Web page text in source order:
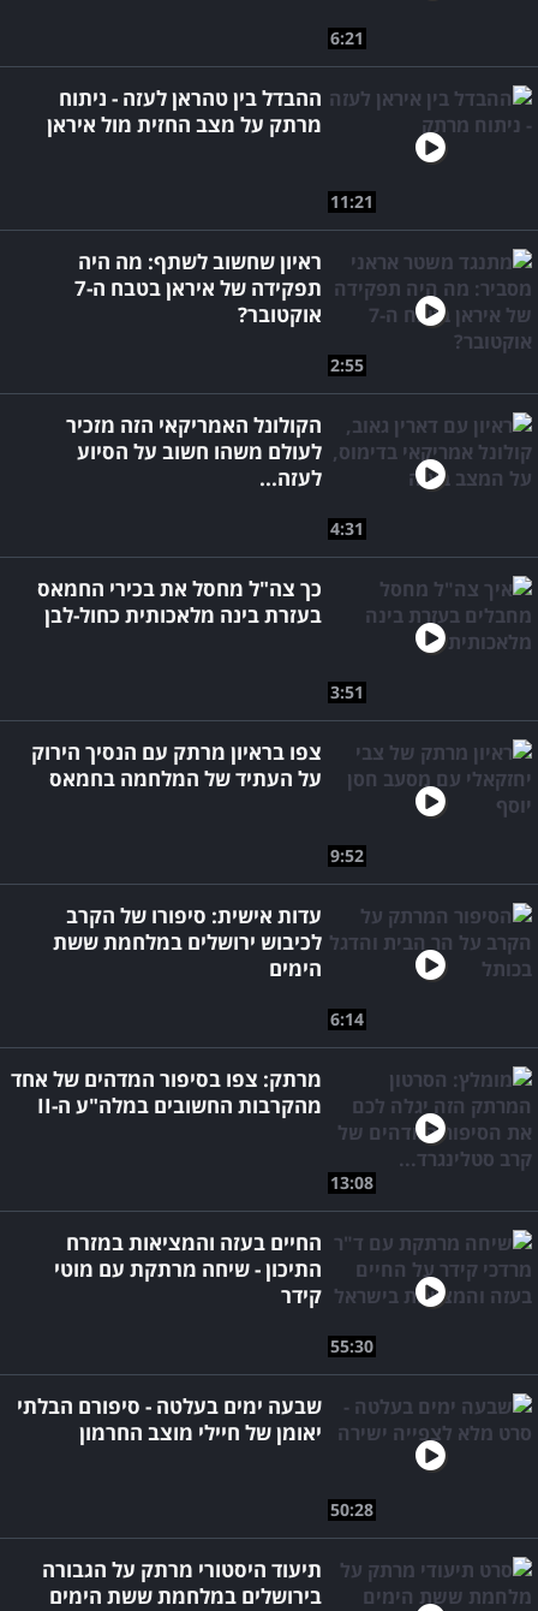
6:21
11:21
ההבדל בין טהראן לעזה - ניתוח
מרתק על מצב החזית מול איראן
2:55
ראיון שחשוב לשתף: מה היה
תפקידה של איראן בטבח ה-7
אוקטובר?
4:31
הקולונל האמריקאי הזה מזכיר
לעולם משהו חשוב על הסיוע
לעזה...
3:51
כך צה"ל מחסל את בכירי החמאס
בעזרת בינה מלאכותית כחול-לבן
9:52
צפו בראיון מרתק עם הנסיך הירוק
על העתיד של המלחמה בחמאס
6:14
עדות אישית: סיפורו של הקרב
לכיבוש ירושלים במלחמת ששת
הימים
13:08
מרתק: צפו בסיפור המדהים של אחד
מהקרבות החשובים במלה"ע ה-II
55:30
החיים בעזה והמציאות במזרח
התיכון - שיחה מרתקת עם מוטי
קידר
50:28
שבעה ימים בעלטה - סיפורם הבלתי
יאומן של חיילי מוצב החרמון
תיעוד היסטורי מרתק על הגבורה
בירושלים במלחמת ששת הימים